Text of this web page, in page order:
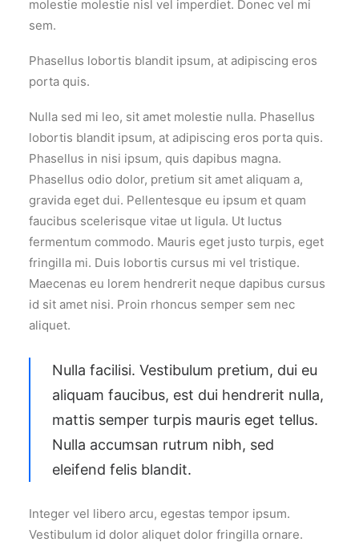
molestie molestie nisl vel imperdiet. Donec vel mi
sem.
Phasellus lobortis blandit ipsum, at adipiscing eros
porta quis.
Nulla sed mi leo, sit amet molestie nulla. Phasellus
lobortis blandit ipsum, at adipiscing eros porta quis.
Phasellus in nisi ipsum, quis dapibus magna.
Phasellus odio dolor, pretium sit amet aliquam a,
gravida eget dui. Pellentesque eu ipsum et quam
faucibus scelerisque vitae ut ligula. Ut luctus
fermentum commodo. Mauris eget justo turpis, eget
fringilla mi. Duis lobortis cursus mi vel tristique.
Maecenas eu lorem hendrerit neque dapibus cursus
id sit amet nisi. Proin rhoncus semper sem nec
aliquet.
Nulla facilisi. Vestibulum pretium, dui eu
aliquam faucibus, est dui hendrerit nulla,
mattis semper turpis mauris eget tellus.
Nulla accumsan rutrum nibh, sed
eleifend felis blandit.
Integer vel libero arcu, egestas tempor ipsum.
Vestibulum id dolor aliquet dolor fringilla ornare.